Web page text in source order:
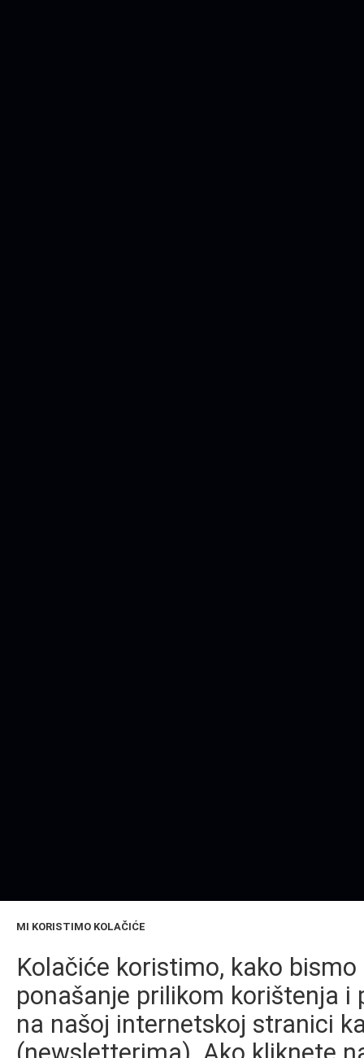
MI KORISTIMO KOLAČIĆE
Kolačiće koristimo, kako
ponašanje prilikom korištenja
na našoj internetskoj stranici